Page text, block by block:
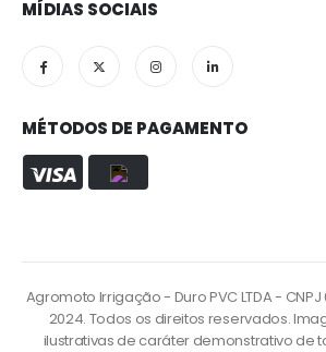
MÍDIAS SOCIAIS
MÉTODOS DE PAGAMENTO
Agromoto Irrigação - Duro PVC LTDA - CNPJ
2024. Todos os direitos reservados.
ilustrativas de caráter demonstrativo de